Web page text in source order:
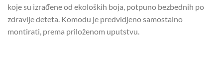
koje su izrađene od ekoloških boja, potpuno bezbednih po
zdravlje deteta. Komodu je predvidjeno samostalno
montirati, prema priloženom uputstvu.